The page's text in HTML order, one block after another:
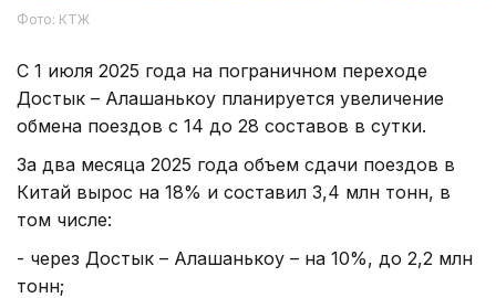
Фото: КТЖ
С 1 июля 2025 года на пограничном переходе
Достык – Алашанькоу планируется увеличение
обмена поездов с 14 до 28 составов в сутки.
За два месяца 2025 года объем сдачи поездов в
Китай вырос на 18% и составил 3,4 млн тонн, в
том числе:
- через Достык – Алашанькоу – на 10%, до 2,2 млн
тонн;